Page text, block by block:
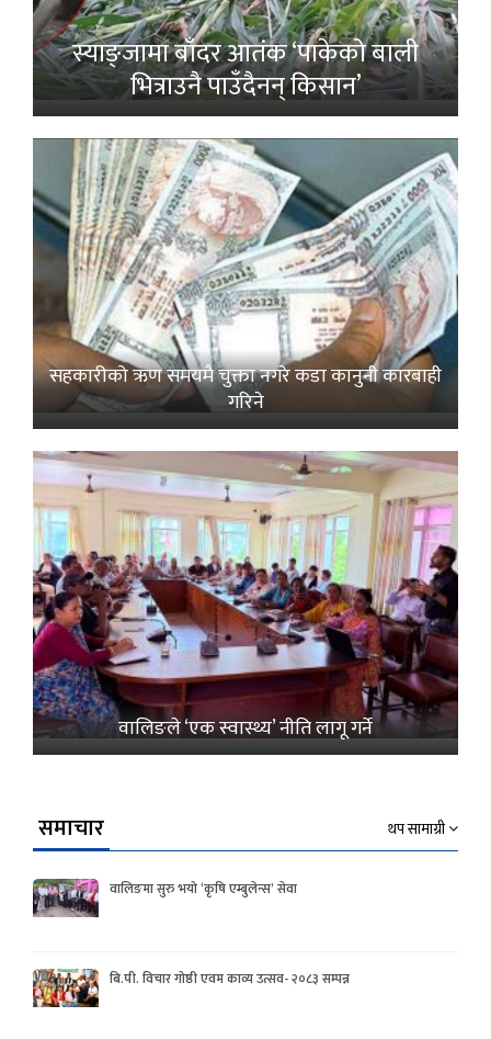
स्याङ्जामा बाँदर आतंक ‘पाकेको बाली
भित्राउनै पाउँदैनन् किसान’
सहकारीको ऋण समयमै चुक्ता नगरे कडा कानुनी कारबाही
गरिने
वालिङले ‘एक स्वास्थ्य’ नीति लागू गर्ने
समाचार थप सामाग्री
वालिङमा सुरु भयो ‘कृषि एम्बुलेन्स’ सेवा
बि.पी. विचार गोष्ठी एवम काव्य उत्सव- २०८३ सम्पन्न